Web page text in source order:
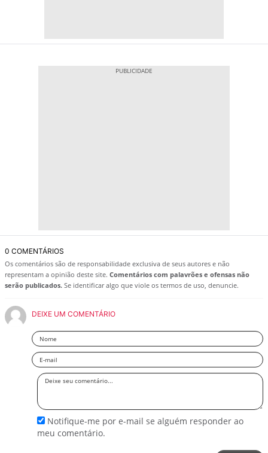
0 COMENTÁRIOS
Os comentários são de responsabilidade exclusiva de seus autores e não
representam a opinião deste site. Comentários com palavrões e ofensas não
serão publicados. Se identificar algo que viole os termos de uso, denuncie.
DEIXE UM COMENTÁRIO
Nome
Email
Deixe
Notifique-me por e-mail se alguém responder ao
meu comentário.